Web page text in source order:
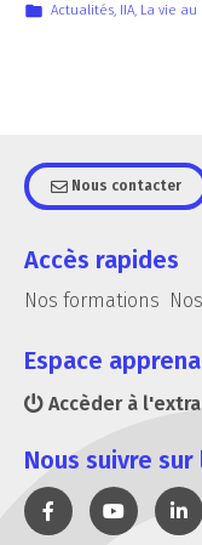
Actualités, IIA, La vie au
Nous contacter
Accès rapides
Nos formations
Espace
Accèder à
Nous suivre